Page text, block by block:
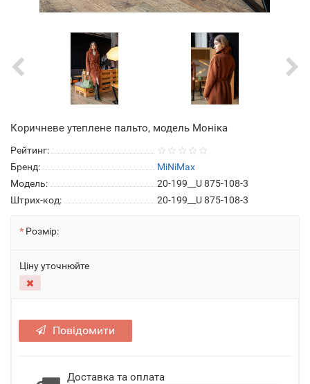
Коричневе утеплене пальто, модель Моніка
Рейтинг:
Бренд:
MiNiMax
Модель:
20-199__U 875-108-3
Штрих-код:
20-199__U 875-108-3
Розмір:
Ціну уточнюйте
Повідомити
Доставка та оплата